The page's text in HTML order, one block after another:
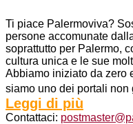
Ti piace Palermoviva?
persone accomunate
soprattutto per Palermo,
cultura unica e le sue
Abbiamo iniziato da zero
siamo uno dei portali
Leggi di più
Contattaci: